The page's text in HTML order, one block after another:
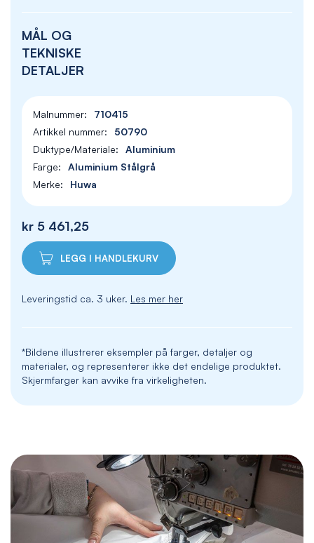
MÅL OG
TEKNISKE
DETALJER
710415
50790
Aluminium
Aluminium Stålgrå
Huwa
kr 5 461,25
LEGG I HANDLEKURV
Leveringstid ca. 3 uker. Les mer her
*Bildene illustrerer eksempler på farger, detaljer og
materialer, og representerer ikke det endelige produktet.
Skjermfarger kan avvike fra virkeligheten.